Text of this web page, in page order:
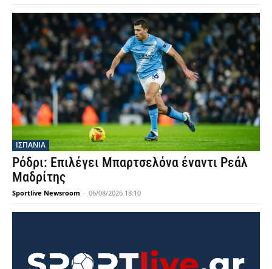
ΙΣΠΑΝΙΑ
Ρόδρι: Επιλέγει Μπαρτσελόνα έναντι Ρεάλ
Μαδρίτης
Sportlive Newsroom - 06/08/2026 18:10